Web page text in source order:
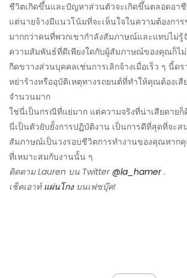
ชีวิตเกิดขึ้นและปัญหาส่วนตัวจะเกิดขึ้นตลอดอา
แต่นายจ้างมีแนวโน้มที่จะเห็นใจในความต้องกา
มากกว่าคนที่พวกเขากำลังสัมภาษณ์และแทบไม่รู้
ความสัมพันธ์ที่ดีเพียงใดกับผู้สัมภาษณ์ของคุณก็ไม่
กีดขวางส่วนบุคคลเช่นการเลิกจ้างเมื่อเร็ว ๆ นี้ด
หย่าร้างหรืออุบัติเหตุทางรถยนต์ที่ทำให้คุณต้องเสี
จำนวนมาก
ใช่นี่เป็นกรณีที่แย่มาก แต่ความจริงที่น่าเสียดายก็
นี่เป็นตัวยับยั้งการปฏิบัติงาน เป็นการดีที่สุดที่จะส
สัมภาษณ์เป็นวงรอบชีวิตการทำงานของคุณหาก
ที่เหมาะสมกับงานนั้น ๆ
ติดตาม Lauren บน Twitter @la_hamer.
เช็คเอาท์แผ่นโกงบนเฟซบุ๊ค!